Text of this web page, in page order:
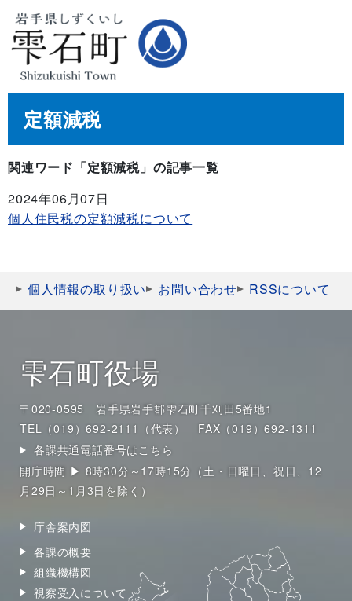
定額減税
関連ワード「定額減税」の記事一覧
2024年06月07日
個人住民税の定額減税について
個人情報の取り扱い お問い合わせ RSSについて
雫石町役場
〒020-0595 岩手県岩手郡雫石町千刈田5番地1
TEL（019）692-2111（代表）
FAX（019）692-1311
各課共通電話番号はこちら
開庁時間 ▶ 8時30分～17時15分（土・日曜日、祝日、12
月29日～1月3日を除く）
庁舎案内図
各課の概要
組織機構図
視察受入について